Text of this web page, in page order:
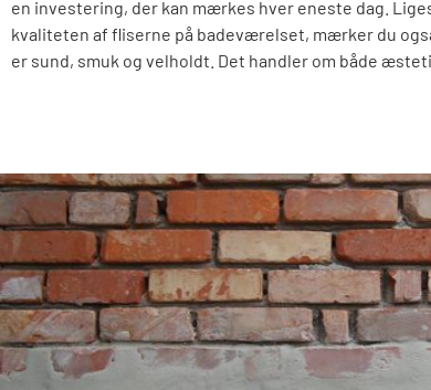
en investering, der kan mærkes hver eneste dag.
kvaliteten af fliserne på badeværelset, mærker du
er sund, smuk og velholdt. Det handler om både